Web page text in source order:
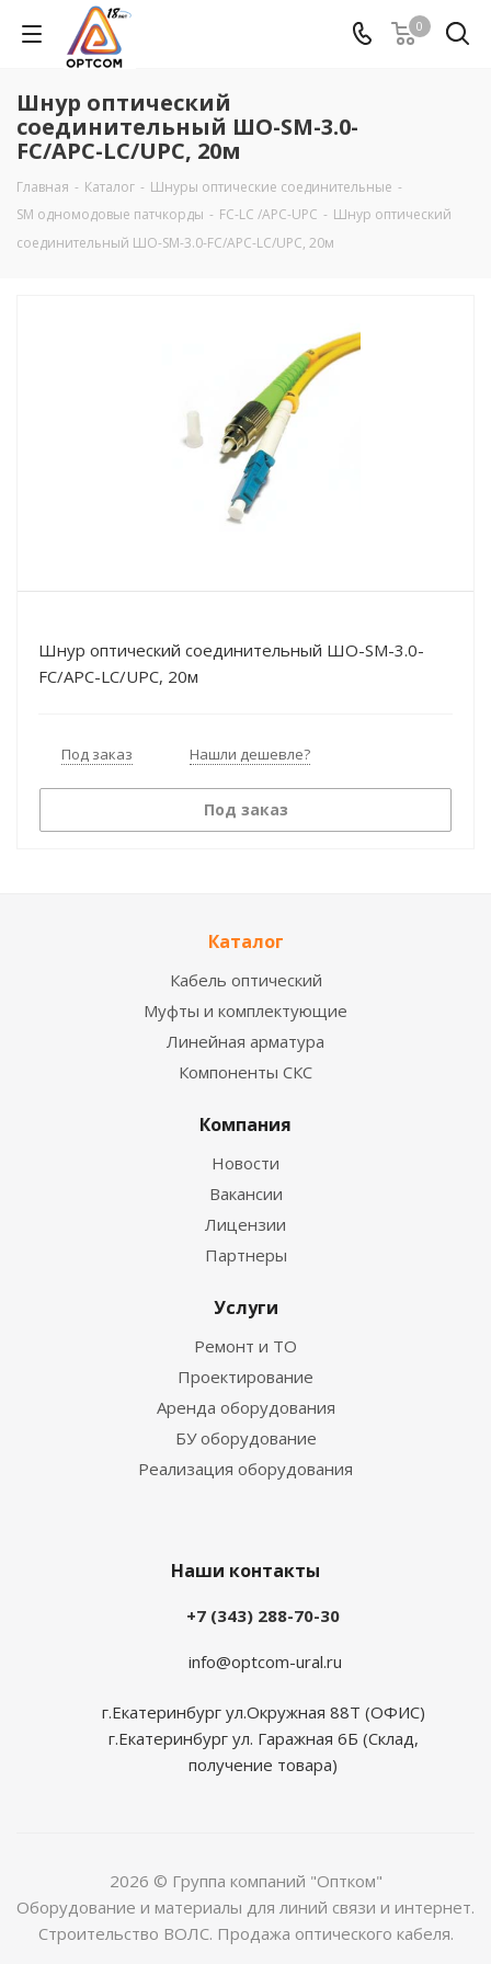
0
Шнур оптический
соединительный ШО-SM-3.0-
FC/APC-LC/UPC, 20м
Главная - Каталог - Шнуры оптические соединительные -
SM одномодовые патчкорды - FC-LC /APC-UPC - Шнур оптический
соединительный ШО-SM-3.0-FC/APC-LC/UPC, 20м
Шнур оптический соединительный ШО-SM-3.0-
FC/APC-LC/UPC, 20м
Под заказ Нашли дешевле?
Под заказ
Каталог
Кабель оптический
Муфты и комплектующие
Линейная арматура
Компоненты СКС
Компания
Новости
Вакансии
Лицензии
Партнеры
Услуги
Ремонт и ТО
Проектирование
Аренда оборудования
БУ оборудование
Реализация оборудования
Наши контакты
+7 (343) 288-70-30
info@optcom-ural.ru
г.Екатеринбург ул.Окружная 88Т (ОФИС)
г.Екатеринбург ул. Гаражная 6Б (Склад,
получение товара)
2026 © Группа компаний "Оптком"
Оборудование и материалы для линий связи и интернет.
Строительство ВОЛС. Продажа оптического кабеля.